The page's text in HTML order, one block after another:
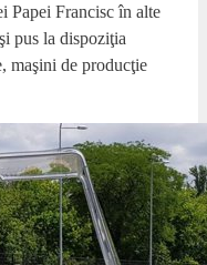
Papei Francisc în alte
pus la dispoziţia
maşini de producţie